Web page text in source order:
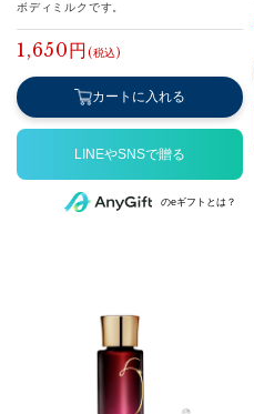
ボディミルクです。
1,650円
カートに入れる
のeギフトとは？